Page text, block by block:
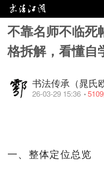
不靠名师不临死
格拆解，看懂自
书法传承（晁氏
26-03-29 15:36 5109
一、整体定位总览